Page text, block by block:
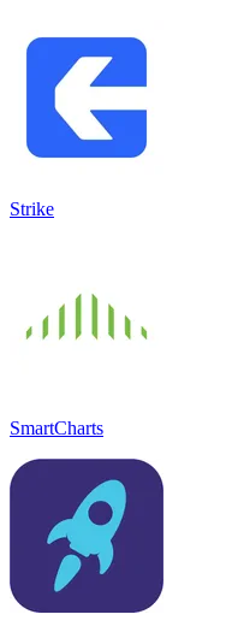
Strike
SmartCharts